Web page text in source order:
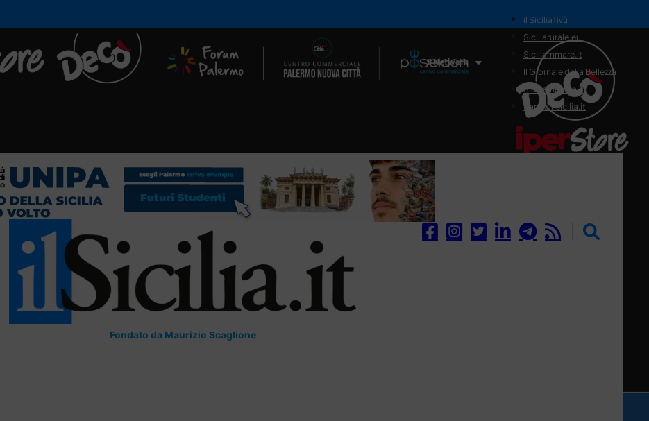
Il Network
il SiciliaTivù
Siciliarurale.eu
Siciliammare.it
Il Giornale della Bellezza
Siciliamedica.it
Sanitainsicilia.it
Fondato da Maurizio Scaglione